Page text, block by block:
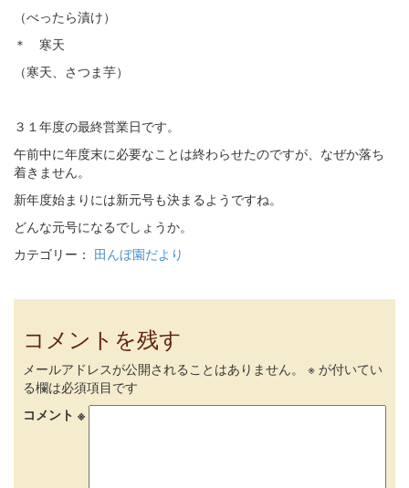
（べったら漬け）
＊ 寒天
（寒天、さつま芋）
３１年度の最終営業日です。
午前中に年度末に必要なことは終わらせたのですが、なぜか落ち
着きません。
新年度始まりには新元号も決まるようですね。
どんな元号になるでしょうか。
カテゴリー： 田んぼ園だより
コメントを残す
メールアドレスが公開されることはありません。 ※ が付いてい
る欄は必須項目です
コメント ※